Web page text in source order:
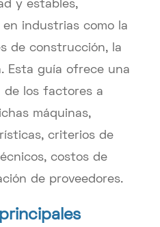
y estables,
industrias como la
de construcción, la
Esta guía ofrece una
de los factores a
máquinas,
criterios de
costos de
de proveedores.